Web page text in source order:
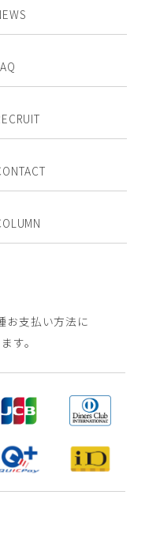
お支払い方法に
す。